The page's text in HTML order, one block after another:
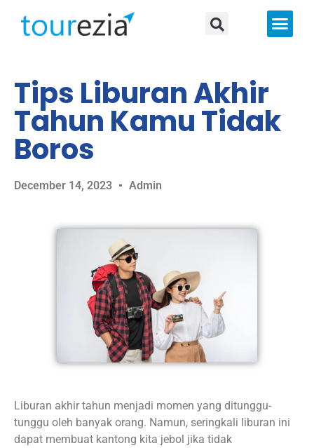
Tips Liburan Akhir
Tahun Kamu Tidak
Boros
December 14, 2023 Admin
Liburan akhir tahun menjadi momen yang ditunggu-
tunggu oleh banyak orang. Namun, seringkali liburan ini
dapat membuat kantong kita jebol jika tidak